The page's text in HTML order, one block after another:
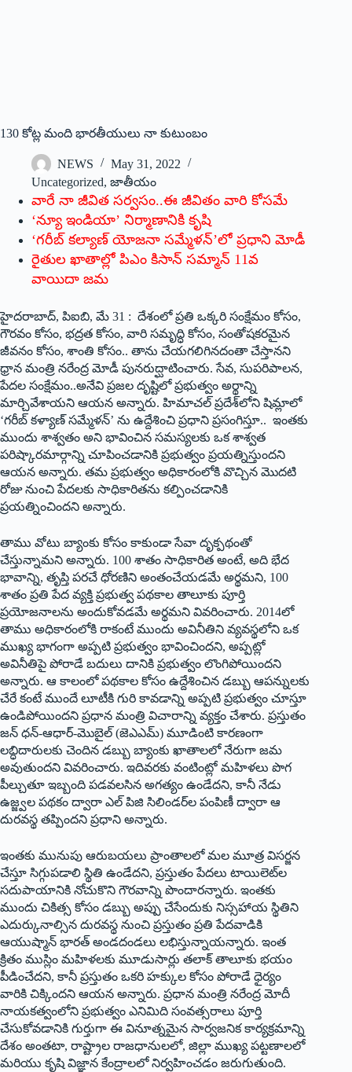
130 ‌కోట్ల మంది భారతీయులు నా కుటుంబం
NEWS
May 31, 2022
Uncategorized, జాతీయం
వారే నా జీవిత సర్వసం..ఈ జీవితం వారి కోసమే
‘న్యూ ఇండియా’ నిర్మాణానికి కృషి
‘గరీబ్‌ ‌కల్యాణ్‌ ‌యోజనా సమ్మేళన్‌’‌లో ప్రధాని మోడీ
రైతుల ఖాతాల్లో పిఎం కిసాన్‌ ‌సమ్మాన్‌ 11‌వ
వాయిదా జమ
హైదరాబాద్‌, ‌పిఐబి, మే 31 : దేశంలో ప్రతి ఒక్కరి సంక్షేమం కోసం,
గౌరవం కోసం, భద్రత కోసం, వారి సమృద్ధి కోసం, సంతోషకరమైన
జీవనం కోసం, శాంతి కోసం.. తాను చేయగలిగినదంతా చేస్తానని
ధ్రాన మంత్రి నరేంద్ర మోడీ పునరుద్ఘాటించారు. సేవ, సుపరిపాలన,
పేదల సంక్షేమం..అనేవి ప్రజల దృష్టిలో ప్రభుత్వం అర్థాన్ని
మార్చివేశాయని ఆయన అన్నారు. హిమాచల్‌ ‌ప్రదేశ్‌లోని షిమ్లాలో
‘గరీబ్‌ ‌కళ్యాణ్‌ ‌సమ్మేళన్‌’ ‌ను ఉద్దేశించి ప్రధాని ప్రసంగిస్తూ.. ఇంతకు
ముందు శాశ్వతం అని భావించిన సమస్యలకు ఒక శాశ్వత
పరిష్కారమార్గాన్ని చూపించడానికి ప్రభుత్వం ప్రయత్నిస్తుందని
ఆయన అన్నారు. తమ ప్రభుత్వం అధికారంలోకి వొచ్చిన మొదటి
రోజు నుంచి పేదలకు సాధికారితను కల్పించడానికి
ప్రయత్నించిందని అన్నారు.
తాము వోటు బ్యాంకు కోసం కాకుండా సేవా దృక్పథంతో
చేస్తున్నామని అన్నారు. 100 శాతం సాధికారిత అంటే, అది భేద
భావాన్ని, తృప్తి పరచే ధోరణిని అంతంచేయడమే అర్థమని, 100
శాతం ప్రతి పేద వ్యక్తి ప్రభుత్వ పథకాల తాలూకు పూర్తి
ప్రయోజనాలను అందుకోవడమే అర్థమని వివరించారు. 2014లో
తాము అధికారంలోకి రాకంటే ముందు అవినీతిని వ్యవస్థలోని ఒక
ముఖ్య భాగంగా అప్పటి ప్రభుత్వం భావించిందని, అప్పట్లో
అవినీతిపై పోరాడే బదులు దానికి ప్రభుత్వం లొంగిపోయిందని
అన్నారు. ఆ కాలంలో పథకాల కోసం ఉద్దేశించిన డబ్బు ఆపన్నులకు
చేరే కంటే ముందే లూటీకి గురి కావడాన్ని అప్పటి ప్రభుత్వం చూస్తూ
ఉండిపోయిందని ప్రధాన మంత్రి విచారాన్ని వ్యక్తం చేశారు. ప్రస్తుతం
జన్‌ ‌ధన్‌-ఆధార్‌-‌మొబైల్‌ (‌జెఎఎమ్‌) ‌మూడింటి కారణంగా
లబ్ధిదారులకు చెందిన డబ్బు బ్యాంకు ఖాతాలలో నేరుగా జమ
అవుతుందని వివరించారు. ఇదివరకు వంటింట్లో మహిళలు పొగ
పీల్చుతూ ఇబ్బంది పడవలసిన అగత్యం ఉండేదని, కానీ నేడు
ఉజ్జ్వల పథకం ద్వారా ఎల్‌ ‌పిజి సిలిండర్‌ల పంపిణీ ద్వారా ఆ
దురవస్థ తప్పిందని ప్రధాని అన్నారు.
ఇంతకు మునుపు ఆరుబయలు ప్రాంతాలలో మల మూత్ర విసర్జన
చేస్తూ సిగ్గుపడాలి స్థితి ఉండేదని, ప్రస్తుతం పేదలు టాయిలెట్‌ల
సదుపాయానికి నోచుకొని గౌరవాన్ని పొందారన్నారు. ఇంతకు
ముందు చికిత్స కోసం డబ్బు అప్పు చేసేందుకు నిస్సహాయ స్థితిని
ఎదుర్కునాల్సిన దురవస్థ నుంచి ప్రస్తుతం ప్రతి పేదవాడికి
ఆయుష్మాన్‌ ‌భారత్‌ అం‌డదండలు లభిస్తున్నాయన్నారు. ఇంత
క్రితం ముస్లిం మహిళలకు మూడుసార్లు తలాక్‌ ‌తాలూకు భయం
పీడించేదని, కానీ ప్రస్తుతం ఒకరి హక్కుల కోసం పోరాడే ధైర్యం
వారికి చిక్కిందని ఆయన అన్నారు. ప్రధాన మంత్రి నరేంద్ర మోదీ
నాయకత్వంలోని ప్రభుత్వం ఎనిమిది సంవత్సరాలు పూర్తి
చేసుకోవడానికి గుర్తుగా ఈ వినూత్నమైన సార్వజనిక కార్యక్రమాన్ని
దేశం అంతటా, రాష్ట్రాల రాజధానులలో, జిల్లా ముఖ్య పట్టణాలలో
మరియు కృషి విజ్ఞాన కేంద్రాలలో నిర్వహించడం జరుగుతుంది.